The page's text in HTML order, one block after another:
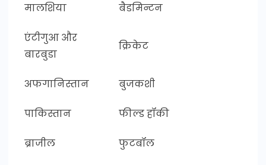
मालशिया बैडमिन्टन
एंटीगुआ और
बारबुडा
क्रिकेट
अफगानिस्तान बुजकशी
पाकिस्तान फील्ड हॉकी
ब्राजील फुटबॉल